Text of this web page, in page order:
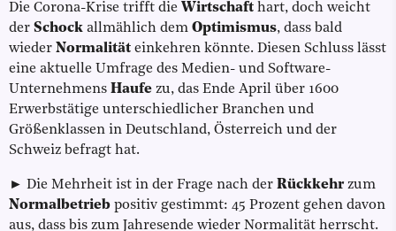
Die Corona-Krise trifft die Wirtschaft hart, doch weicht
der Schock allmählich dem Optimismus, dass bald
wieder Normalität einkehren könnte. Diesen Schluss lässt
eine aktuelle Umfrage des Medien- und Software-
Unternehmens Haufe zu, das Ende April über 1600
Erwerbstätige unterschiedlicher Branchen und
Größenklassen in Deutschland, Österreich und der
Schweiz befragt hat.
► Die Mehrheit ist in der Frage nach der Rückkehrzum
Normalbetrieb positiv gestimmt: 45 Prozent gehen davon
aus, dass bis zum Jahresende wieder Normalität herrscht.